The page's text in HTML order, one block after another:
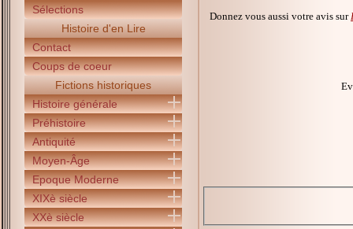
Sélections
Histoire d'en Lire
Contact
Coups de coeur
Fictions historiques
Histoire générale
Préhistoire
Antiquité
Moyen-Âge
Epoque Moderne
XIXè siècle
XXè siècle
Donnez vous aussi votre avis sur